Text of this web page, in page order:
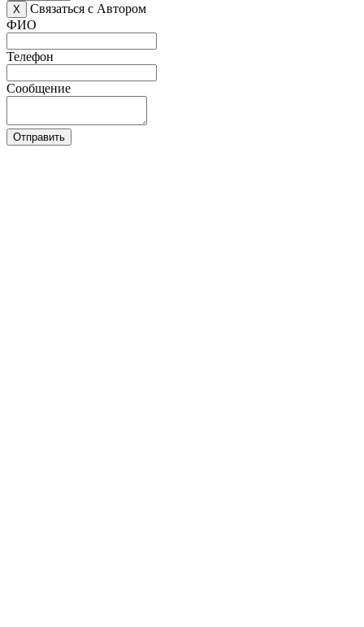
X
Связаться с Автором
ФИО
Телефон
Сообщение
Отправить